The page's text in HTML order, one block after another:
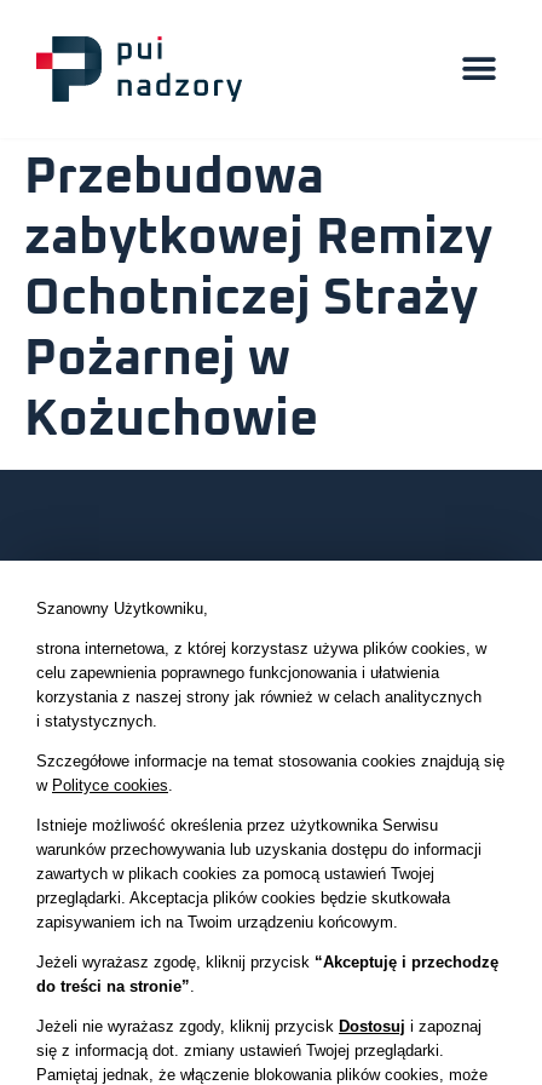
Przebudowa
zabytkowej Remizy
Ochotniczej Straży
Pożarnej w
Kożuchowie
Kompleksowy Nadzór Inwestorski, Inżynier Kontraktu, Inżynier
Projektu, Inspektor Nadzoru, Inwestor Zastępczy.
O FIRMIE
O nas
Realizacje
Nasi klienci
Kontakt
OFERTA
Szanowny Użytkowniku,
strona internetowa, z której korzystasz używa plików cookies, w
celu zapewnienia poprawnego funkcjonowania i ułatwienia
korzystania z naszej strony jak również w celach analitycznych
i statystycznych.
Szczegółowe informacje na temat stosowania cookies znajdują się
w Polityce cookies.
Istnieje możliwość określenia przez użytkownika Serwisu
warunków przechowywania lub uzyskania dostępu do informacji
zawartych w plikach cookies za pomocą ustawień Twojej
przeglądarki. Akceptacja plików cookies będzie skutkowała
zapisywaniem ich na Twoim urządzeniu końcowym.
Jeżeli wyrażasz zgodę, kliknij przycisk “Akceptuję i przechodzę
do treści na stronie”.
Jeżeli nie wyrażasz zgody, kliknij przycisk Dostosuj i zapoznaj
się z informacją dot. zmiany ustawień Twojej przeglądarki.
Pamiętaj jednak, że włączenie blokowania plików cookies, może